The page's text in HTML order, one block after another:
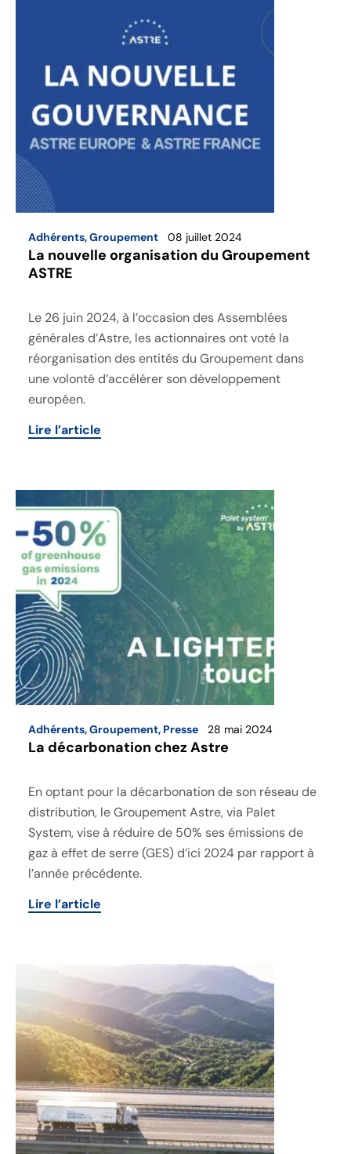
Adhérents,Groupement 08 juillet 2024
La nouvelle organisation du Groupement
ASTRE
Le 26 juin 2024, à l’occasion des Assemblées
générales d’Astre, les actionnaires ont voté la
réorganisation des entités du Groupement dans
une volonté d’accélérer son développement
européen.
Lire l’article
Adhérents,Groupement, Presse 28 mai 2024
La décarbonation chez Astre
En optant pour la décarbonation de son réseau de
distribution, le Groupement Astre, via Palet
System, vise à réduire de 50% ses émissions de
gaz à effet de serre (GES) d’ici 2024 par rapport à
l’année précédente.
Lire l’article